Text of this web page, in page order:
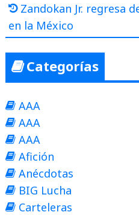
Zandokan Jr. regresa
en la México
Categorías
AAA
AAA
AAA
Afición
Anécdotas
BIG Lucha
Carteleras